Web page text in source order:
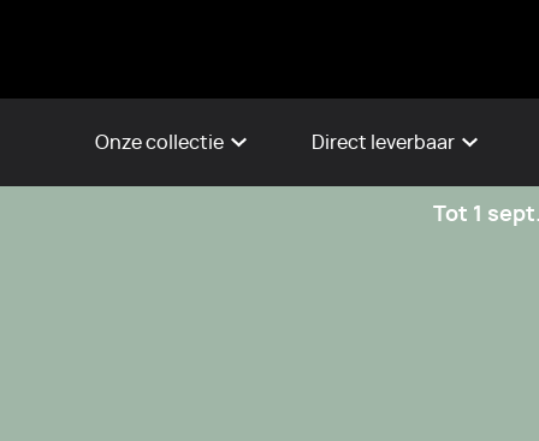
Onze collectie Direct leverbaar
Tot 1